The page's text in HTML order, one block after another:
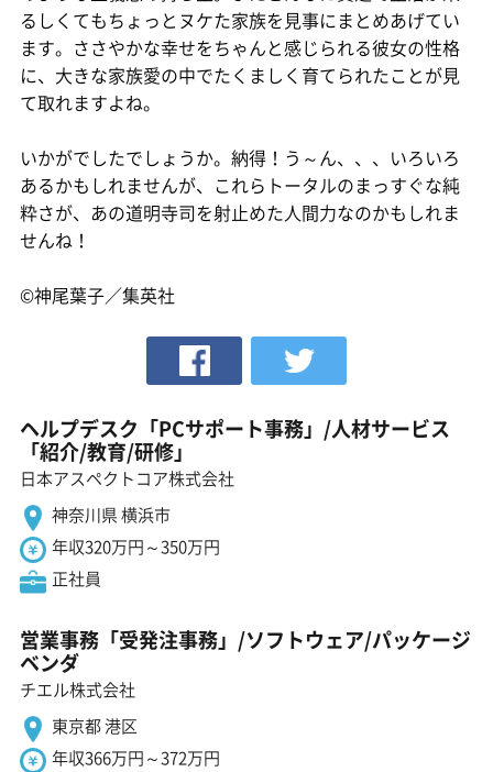
るしくてもちょっとヌケた家族を見事にまとめあげてい
ます。ささやかな幸せをちゃんと感じられる彼女の性格
に、大きな家族愛の中でたくましく育てられたことが見
て取れますよね。
いかがでしたでしょうか。納得！う～ん、、、いろいろ
あるかもしれませんが、これらトータルのまっすぐな純
粋さが、あの道明寺司を射止めた人間力なのかもしれま
せんね！
©神尾葉子／集英社
ヘルプデスク「PCサポート事務」/人材サービス
「紹介/教育/研修」
日本アスペクトコア株式会社
神奈川県 横浜市
年収320万円～350万円
正社員
営業事務「受発注事務」/ソフトウェア/パッケージ
ベンダ
チエル株式会社
東京都 港区
年収366万円～372万円